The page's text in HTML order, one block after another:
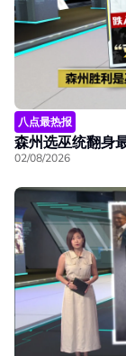
八点最热报
森州选巫统翻身
02/08/2026